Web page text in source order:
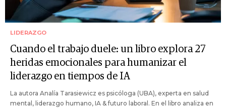
LIDERAZGO
Cuando el trabajo duele: un libro explora 27
heridas emocionales para humanizar el
liderazgo en tiempos de IA
La autora Analía Tarasiewicz es psicóloga (UBA), experta en salud
mental, liderazgo humano, IA & futuro laboral. En el libro analiza en